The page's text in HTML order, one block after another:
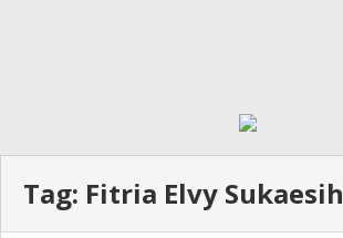
Tag: Fitria Elvy Sukaesih